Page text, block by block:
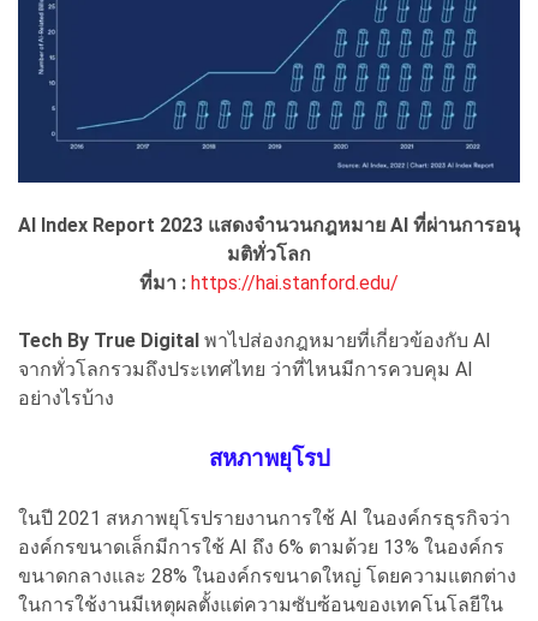
AI Index Report 2023 แสดงจำนวนกฎหมาย AI ที่ผ่านการอนุ
มติทั่วโลก
ที่มา : https://hai.stanford.edu/
Tech By True Digital พาไปส่องกฎหมายที่เกี่ยวข้องกับ AI
จากทั่วโลกรวมถึงประเทศไทย ว่าที่ไหนมีการควบคุม AI
อย่างไรบ้าง
สหภาพยุโรป
ในปี 2021 สหภาพยุโรปรายงานการใช้ AI ในองค์กรธุรกิจว่า
องค์กรขนาดเล็กมีการใช้ AI ถึง 6% ตามด้วย 13% ในองค์กร
ขนาดกลางและ 28% ในองค์กรขนาดใหญ่ โดยความแตกต่าง
ในการใช้งานมีเหตุผลตั้งแต่ความซับซ้อนของเทคโนโลยีใน